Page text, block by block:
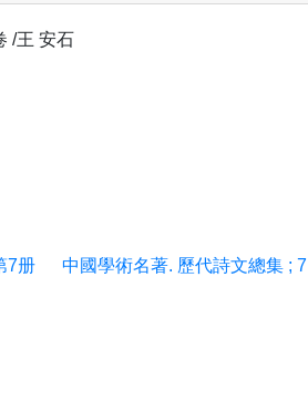
/王 安石
7册
中國學術名著. 歷代詩文總集 ; 7